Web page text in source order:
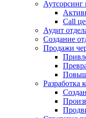
Аутсорсинг
Call
Аудит
Создание
Продажи
Разработка